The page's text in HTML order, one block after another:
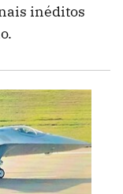
inéditos